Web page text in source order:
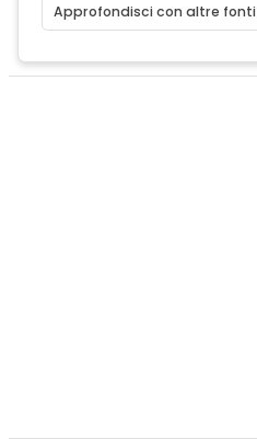
Approfondisci con altre fonti